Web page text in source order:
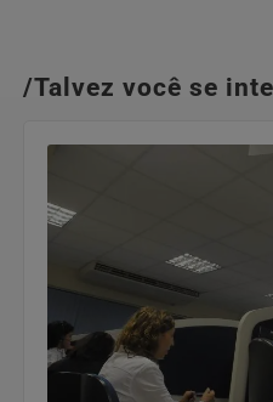
/Talvez você se